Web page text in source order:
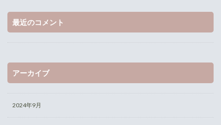
最近のコメント
アーカイブ
2024年9月